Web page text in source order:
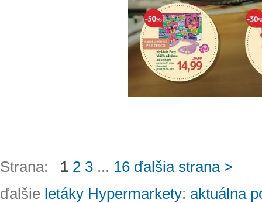
Strana: 1 2 3 ... 16 ďalšia strana >
ďalšie letáky Hypermarkety: aktuálna